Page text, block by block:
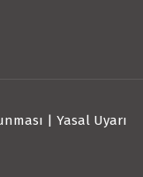
| Yasal Uyarı